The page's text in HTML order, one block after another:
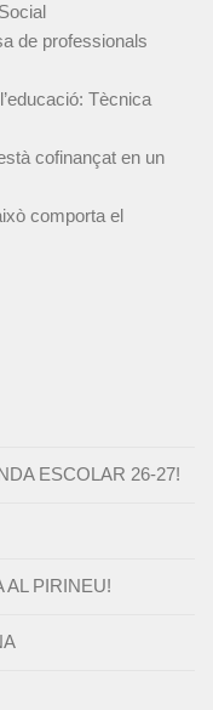
de professionals
Tècnica
cofinançat en un
comporta el
ESCOLAR 26-27!
AL PIRINEU!